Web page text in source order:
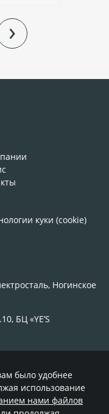
›
куки (cookie)
Ногинское
БЦ «YE’S
было удобнее
использование
нами файлов